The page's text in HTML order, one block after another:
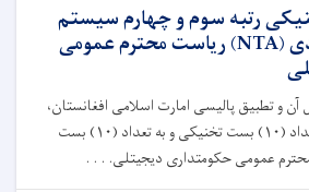
رتبه سوم و چهارم سیستم
رتب معاش و قراردادی (NTA) ریاست محترم عمومی
و تطبیق پالیسی امارت اسلامی افغانستان،
این وزارت در نظر دارد، بتعداد (۱۰) بست تخنیکی و به تعداد (۱۰) بست